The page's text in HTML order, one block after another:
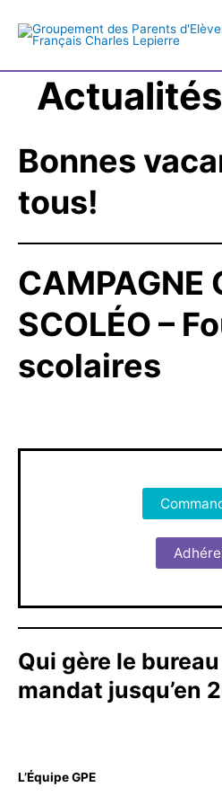
Bonnes
tous!
CAMPAGNE
SCOLÉO –
scolaires
Qui gère le
mandat jusqu’en
L’Équipe GPE